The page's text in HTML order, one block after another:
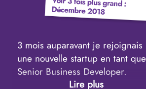
3 mois auparavant je rejoignais
une nouvelle startup en tant que
Senior Business Developer.